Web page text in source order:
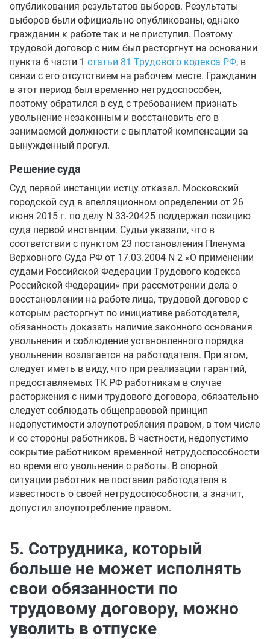
опубликования результатов выборов. Результаты
выборов были официально опубликованы, однако
гражданин к работе так и не приступил. Поэтому
трудовой договор с ним был расторгнут на основании
пункта 6 части 1 статьи 81 Трудового кодекса РФ, в
связи с его отсутствием на рабочем месте. Гражданин
в этот период был временно нетрудоспособен,
поэтому обратился в суд с требованием признать
увольнение незаконным и восстановить его в
занимаемой должности с выплатой компенсации за
вынужденный прогул.
Решение суда
Суд первой инстанции истцу отказал. Московский
городской суд в апелляционном определении от 26
июня 2015 г. по делу N 33-20425 поддержал позицию
суда первой инстанции. Судьи указали, что в
соответствии с пунктом 23 постановления Пленума
Верховного Суда РФ от 17.03.2004 N 2 «О применении
судами Российской Федерации Трудового кодекса
Российской Федерации» при рассмотрении дела о
восстановлении на работе лица, трудовой договор с
которым расторгнут по инициативе работодателя,
обязанность доказать наличие законного основания
увольнения и соблюдение установленного порядка
увольнения возлагается на работодателя. При этом,
следует иметь в виду, что при реализации гарантий,
предоставляемых ТК РФ работникам в случае
расторжения с ними трудового договора, обязательно
следует соблюдать общеправовой принцип
недопустимости злоупотребления правом, в том числе
и со стороны работников. В частности, недопустимо
сокрытие работником временной нетрудоспособности
во время его увольнения с работы. В спорной
ситуации работник не поставил работодателя в
известность о своей нетрудоспособности, а значит,
допустил злоупотребление правом.
5. Сотрудника, который
больше не может исполнять
свои обязанности по
трудовому договору, можно
уволить в отпуске